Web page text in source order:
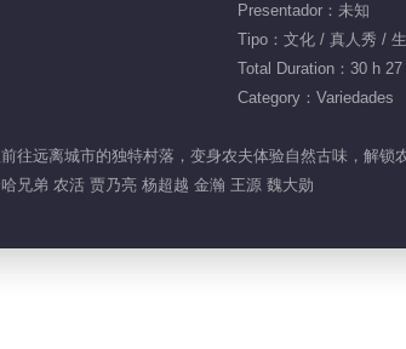
Presentador：未知
Tipo：文化 / 真人秀 /
Total Duration：30 h
Category：Variedades
往远离城市的独特村落，变身农夫体验自然古味，解锁
兄弟 农活 贾乃亮 杨超越 金瀚 王源 魏大勋